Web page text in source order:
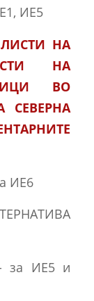
ИЕ5
НА
НА
ВО
СЕВЕРНА
ИЕ6
за ИЕ5 и